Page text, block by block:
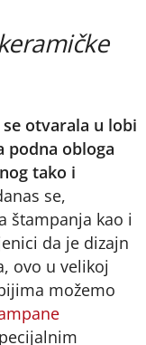
otvarala u lobi
podna obloga
tako i
se,
štampanja kao i
da je dizajn
ovo u velikoj
možemo